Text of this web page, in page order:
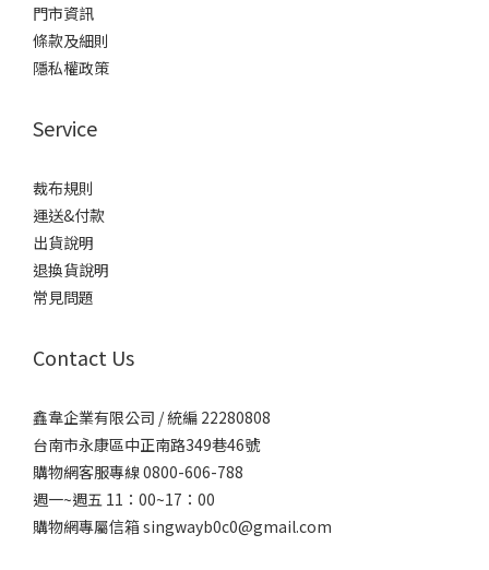
門市資訊
條款及細則
隱私權政策
Service
裁布規則
運送&付款
出貨說明
退換貨說明
常見問題
Contact Us
鑫韋企業有限公司 / 統編 22280808
台南市永康區中正南路349巷46號
購物網客服專線 0800-606-788
週一~週五 11：00~17：00
購物網專屬信箱 singwayb0c0@gmail.com